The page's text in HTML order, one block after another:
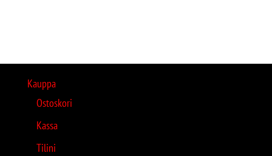
Kauppa
Ostoskori
Kassa
Tilini